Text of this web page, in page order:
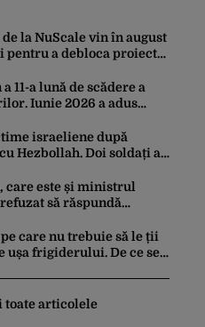
la NuScale vin în august
pentru a debloca proiectul
11-a lună de scădere a
Iunie 2026 a adus
israeliene după
Hezbollah. Doi soldați au
a ucis un civil
care este și ministrul
să răspundă
România
în acest moment cea mai
care nu trebuie să le ții
ușa frigiderului. De ce se
toate articolele